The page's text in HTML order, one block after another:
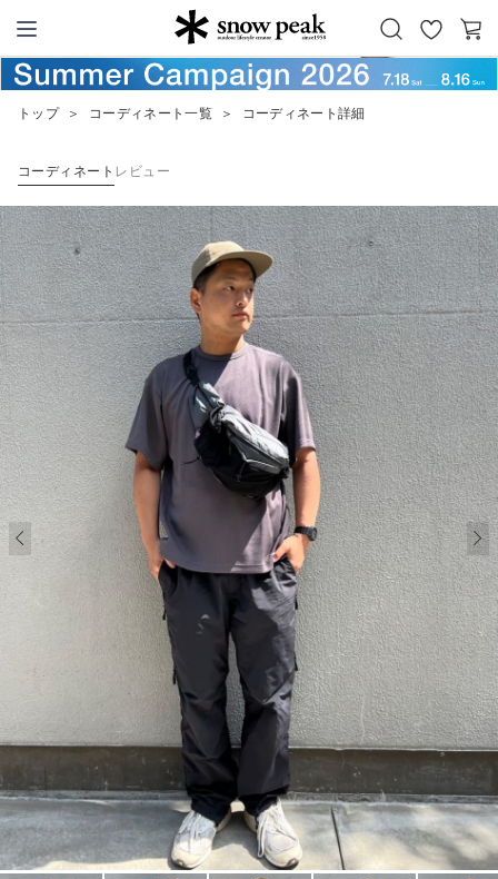
Snow Peak
お
気
カ
ー
トップ ＞ コーディネート一覧 ＞ コーディネート詳細
コーディネート レビュー